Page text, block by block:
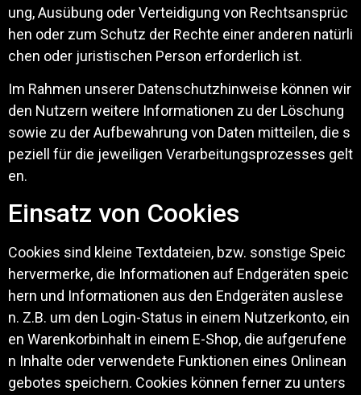
ung, Ausübung oder Verteidigung von Rechtsansprüc
hen oder zum Schutz der Rechte einer anderen natürli
chen oder juristischen Person erforderlich ist.
Im Rahmen unserer Datenschutzhinweise können wir
den Nutzern weitere Informationen zu der Löschung
sowie zu der Aufbewahrung von Daten mitteilen, die s
peziell für die jeweiligen Verarbeitungsprozesses gelt
en.
Einsatz von Cookies
Cookies sind kleine Textdateien, bzw. sonstige Speic
hervermerke, die Informationen auf Endgeräten speic
hern und Informationen aus den Endgeräten auslese
n. Z.B. um den Login-Status in einem Nutzerkonto, ein
en Warenkorbinhalt in einem E-Shop, die aufgerufene
n Inhalte oder verwendete Funktionen eines Onlinean
gebotes speichern. Cookies können ferner zu unters